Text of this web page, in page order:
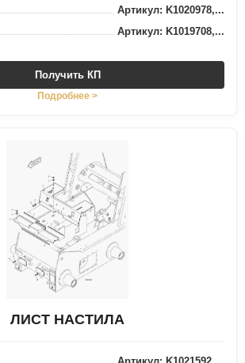
Артикул: K1020978,...
Артикул: K1019708,...
Получить КП
Подробнее >
ЛИСТ НАСТИЛА